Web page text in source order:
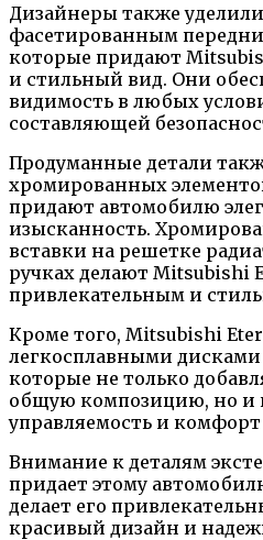
Дизайнеры также
фасетированным
которые придают
и стильный вид. Они
видимость в любых
составляющей
Продуманные детали
хромированных
придают автомобилю
изысканность.
вставки на решетке
ручках делают Mitsubishi
привлекательным и
Кроме того, Mitsubishi
легкосплавными дисками
которые не только
общую композицию, но
управляемость и
Внимание к деталям
придает этому
делает его
красивый дизайн и